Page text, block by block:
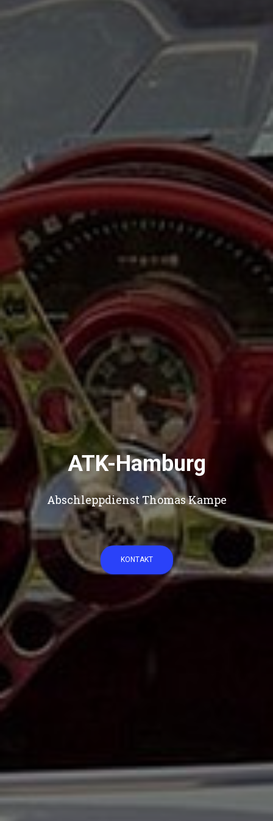
ATK-Hamburg
Abschleppdienst Thomas Kampe
KONTAKT